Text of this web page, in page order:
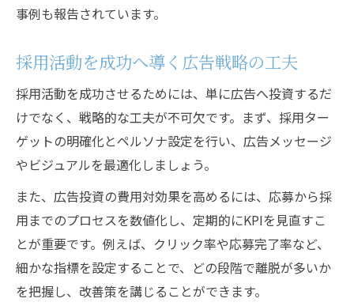
事例も報告されています。
採用活動を成功へ導く広告戦略の工夫
採用活動を成功させるためには、単に広告へ投資するだ
けでなく、戦略的な工夫が不可欠です。まず、採用ター
ゲットの明確化とペルソナ設定を行い、広告メッセージ
やビジュアルを最適化しましょう。
また、広告投資の費用対効果を高めるには、応募から採
用までのプロセスを数値化し、定期的にKPIを見直すこ
とが重要です。例えば、クリック率や応募完了率など、
細かな指標を設定することで、どの段階で離脱が多いか
を把握し、改善策を講じることができます。